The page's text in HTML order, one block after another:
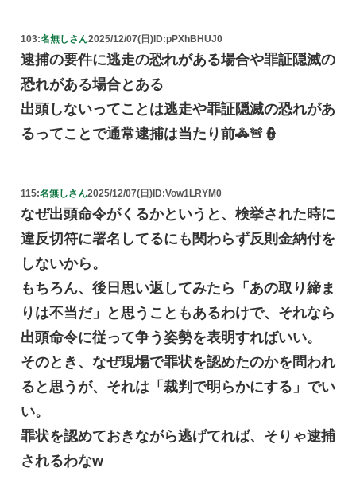
103:名無しさん2025/12/07(日) ID:pPXhBHUJ0
逮捕の要件に逃走の恐れがある場合や罪証隠滅の
恐れがある場合とある
出頭しないってことは逃走や罪証隠滅の恐れがあ
るってことで通常逮捕は当たり前🚓🚨👮
115:名無しさん2025/12/07(日) ID:Vow1LRYM0
なぜ出頭命令がくるかというと、検挙された時に
違反切符に署名してるにも関わらず反則金納付を
しないから。
もちろん、後日思い返してみたら「あの取り締ま
りは不当だ」と思うこともあるわけで、それなら
出頭命令に従って争う姿勢を表明すればいい。
そのとき、なぜ現場で罪状を認めたのかを問われ
ると思うが、それは「裁判で明らかにする」でい
い。
罪状を認めておきながら逃げてれば、そりゃ逮捕
されるわなw